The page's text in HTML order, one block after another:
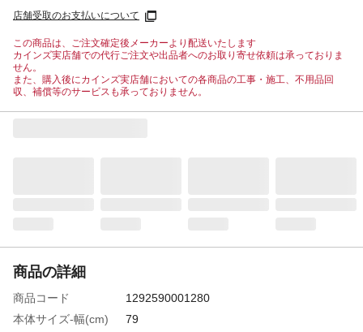
店舗受取のお支払いについて
この商品は、ご注文確定後メーカーより配送いたします
カインズ実店舗での代行ご注文や出品者へのお取り寄せ依頼は承っておりま
せん。
また、購入後にカインズ実店舗においての各商品の工事・施工、不用品回
収、補償等のサービスも承っておりません。
商品の詳細
商品コード
1292590001280
本体サイズ-幅(cm)
79